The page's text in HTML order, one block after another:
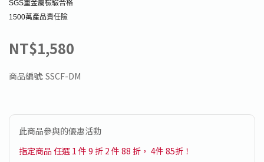
SGS重金屬檢驗合格
1500萬產品責任險
NT$1,580
商品編號: SSCF-DM
此商品參與的優惠活動
指定商品 任選 1 件 9 折 2 件 88 折， 4件 85折！